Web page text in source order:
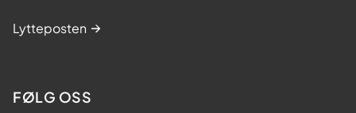
Lytteposten
FØLG OSS